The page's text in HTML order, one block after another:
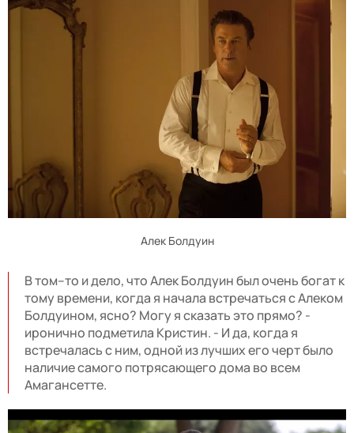
Алек Болдуин
В том–то и дело, что Алек Болдуин был очень богат к
тому времени, когда я начала встречаться с Алеком
Болдуином, ясно? Могу я сказать это прямо? -
иронично подметила Кристин. - И да, когда я
встречалась с ним, одной из лучших его черт было
наличие самого потрясающего дома во всем
Амагансетте.